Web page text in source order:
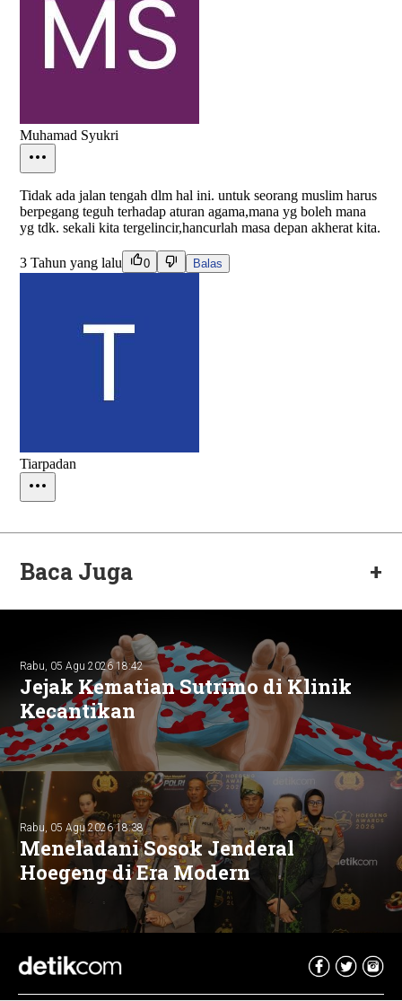
Baca Juga +
Rabu, 05 Agu 2026 18:42
Jejak Kematian Sutrimo di Klinik
Kecantikan
Rabu, 05 Agu 2026 18:38
Meneladani Sosok Jenderal
Hoegeng di Era Modern